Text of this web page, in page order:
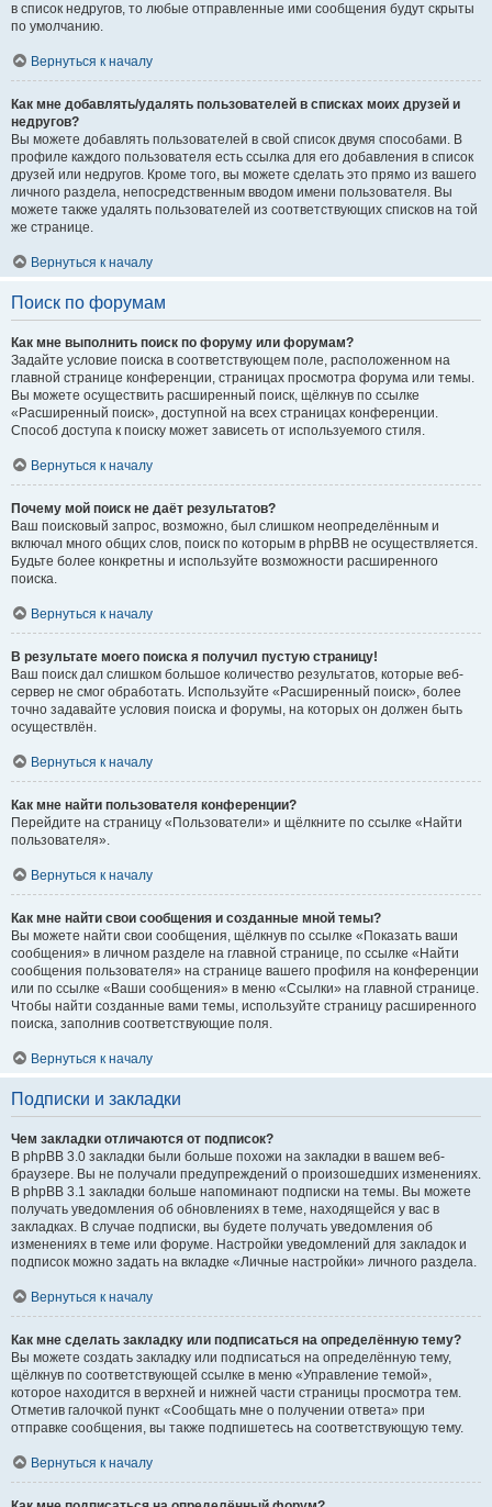
в список недругов, то любые отправленные ими сообщения будут скрыты
по умолчанию.
Вернуться к началу
Как мне добавлять/удалять пользователей в списках моих друзей и
недругов?
Вы можете добавлять пользователей в свой список двумя способами. В
профиле каждого пользователя есть ссылка для его добавления в список
друзей или недругов. Кроме того, вы можете сделать это прямо из вашего
личного раздела, непосредственным вводом имени пользователя. Вы
можете также удалять пользователей из соответствующих списков на той
же странице.
Вернуться к началу
Поиск по форумам
Как мне выполнить поиск по форуму или форумам?
Задайте условие поиска в соответствующем поле, расположенном на
главной странице конференции, страницах просмотра форума или темы.
Вы можете осуществить расширенный поиск, щёлкнув по ссылке
«Расширенный поиск», доступной на всех страницах конференции.
Способ доступа к поиску может зависеть от используемого стиля.
Вернуться к началу
Почему мой поиск не даёт результатов?
Ваш поисковый запрос, возможно, был слишком неопределённым и
включал много общих слов, поиск по которым в phpBB не осуществляется.
Будьте более конкретны и используйте возможности расширенного
поиска.
Вернуться к началу
В результате моего поиска я получил пустую страницу!
Ваш поиск дал слишком большое количество результатов, которые веб-
сервер не смог обработать. Используйте «Расширенный поиск», более
точно задавайте условия поиска и форумы, на которых он должен быть
осуществлён.
Вернуться к началу
Как мне найти пользователя конференции?
Перейдите на страницу «Пользователи» и щёлкните по ссылке «Найти
пользователя».
Вернуться к началу
Как мне найти свои сообщения и созданные мной темы?
Вы можете найти свои сообщения, щёлкнув по ссылке «Показать ваши
сообщения» в личном разделе на главной странице, по ссылке «Найти
сообщения пользователя» на странице вашего профиля на конференции
или по ссылке «Ваши сообщения» в меню «Ссылки» на главной странице.
Чтобы найти созданные вами темы, используйте страницу расширенного
поиска, заполнив соответствующие поля.
Вернуться к началу
Подписки и закладки
Чем закладки отличаются от подписок?
В phpBB 3.0 закладки были больше похожи на закладки в вашем веб-
браузере. Вы не получали предупреждений о произошедших изменениях.
В phpBB 3.1 закладки больше напоминают подписки на темы. Вы можете
получать уведомления об обновлениях в теме, находящейся у вас в
закладках. В случае подписки, вы будете получать уведомления об
изменениях в теме или форуме. Настройки уведомлений для закладок и
подписок можно задать на вкладке «Личные настройки» личного раздела.
Вернуться к началу
Как мне сделать закладку или подписаться на определённую тему?
Вы можете создать закладку или подписаться на определённую тему,
щёлкнув по соответствующей ссылке в меню «Управление темой»,
которое находится в верхней и нижней части страницы просмотра тем.
Отметив галочкой пункт «Сообщать мне о получении ответа» при
отправке сообщения, вы также подпишетесь на соответствующую тему.
Вернуться к началу